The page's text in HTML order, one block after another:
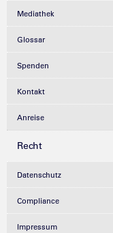
Mediathek
Glossar
Spenden
Kontakt
Anreise
Recht
Datenschutz
Compliance
Impressum